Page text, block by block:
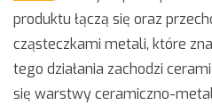
produktu łączą się oraz
cząsteczkami metali, które
tego działania zachodzi
się warstwy ceramiczno-